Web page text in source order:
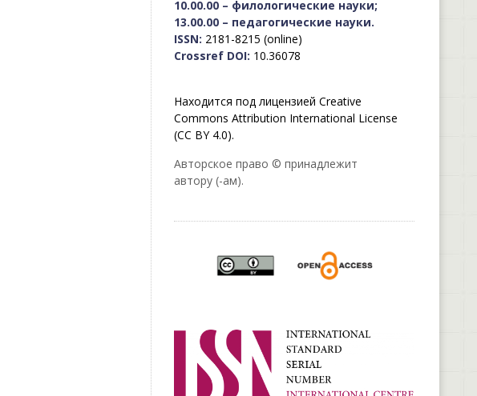
10.00.00 – филологические науки;
13.00.00 – педагогические науки.
ISSN: 2181-8215 (online)
Crossref DOI: 10.36078
Находится под лицензией Creative
Commons Attribution International License
(CC BY 4.0).
Авторское право © принадлежит
автору (-ам).